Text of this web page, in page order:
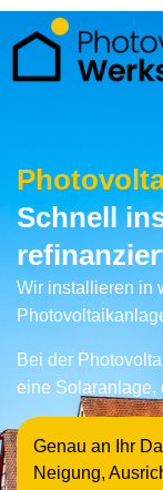
Schnell
Wir installieren in
Bei der
eine Solaranlage,
Genau an Ihr
Neigung,